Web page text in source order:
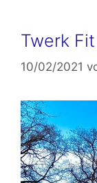
Twerk
10/02/2021